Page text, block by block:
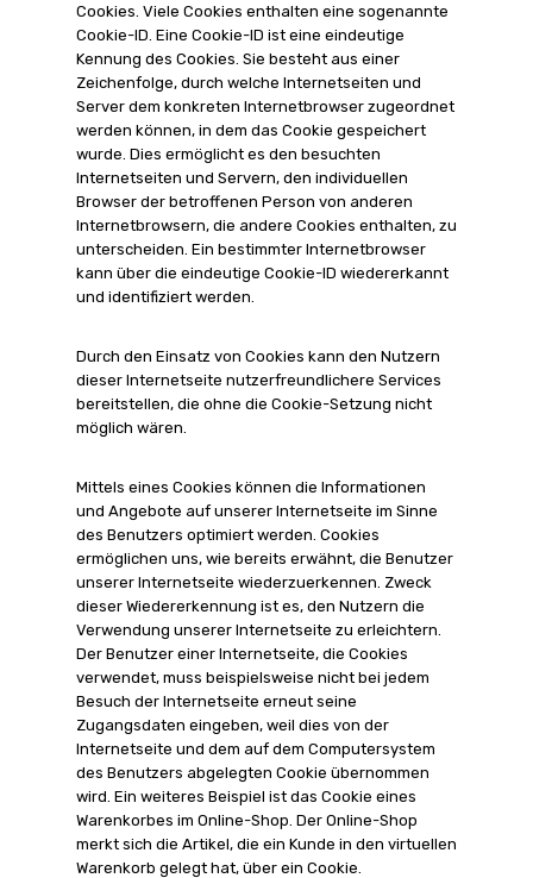
Cookies. Viele Cookies enthalten eine sogenannte
Cookie-ID. Eine Cookie-ID ist eine eindeutige
Kennung des Cookies. Sie besteht aus einer
Zeichenfolge, durch welche Internetseiten und
Server dem konkreten Internetbrowser zugeordnet
werden können, in dem das Cookie gespeichert
wurde. Dies ermöglicht es den besuchten
Internetseiten und Servern, den individuellen
Browser der betroffenen Person von anderen
Internetbrowsern, die andere Cookies enthalten, zu
unterscheiden. Ein bestimmter Internetbrowser
kann über die eindeutige Cookie-ID wiedererkannt
und identifiziert werden.
Durch den Einsatz von Cookies kann den Nutzern
dieser Internetseite nutzerfreundlichere Services
bereitstellen, die ohne die Cookie-Setzung nicht
möglich wären.
Mittels eines Cookies können die Informationen
und Angebote auf unserer Internetseite im Sinne
des Benutzers optimiert werden. Cookies
ermöglichen uns, wie bereits erwähnt, die Benutzer
unserer Internetseite wiederzuerkennen. Zweck
dieser Wiedererkennung ist es, den Nutzern die
Verwendung unserer Internetseite zu erleichtern.
Der Benutzer einer Internetseite, die Cookies
verwendet, muss beispielsweise nicht bei jedem
Besuch der Internetseite erneut seine
Zugangsdaten eingeben, weil dies von der
Internetseite und dem auf dem Computersystem
des Benutzers abgelegten Cookie übernommen
wird. Ein weiteres Beispiel ist das Cookie eines
Warenkorbes im Online-Shop. Der Online-Shop
merkt sich die Artikel, die ein Kunde in den virtuellen
Warenkorb gelegt hat, über ein Cookie.